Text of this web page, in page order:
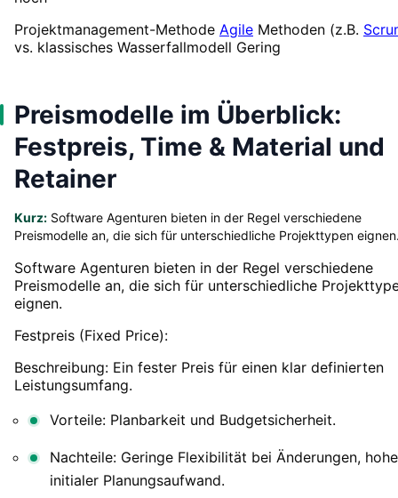
Projektmanagement-Methode Agile Methoden (z.B.
vs. klassisches Wasserfallmodell Gering
Preismodelle im Überblick:
Festpreis, Time & Material und
Retainer
Kurz: Software Agenturen bieten in der Regel verschiedene
Preismodelle an, die sich für unterschiedliche Projekttypen
Software Agenturen bieten in der Regel verschiedene
Preismodelle an, die sich für unterschiedliche
eignen.
Festpreis (Fixed Price):
Beschreibung: Ein fester Preis für einen klar definierten
Leistungsumfang.
Vorteile: Planbarkeit und Budgetsicherheit.
Nachteile: Geringe Flexibilität bei Änderungen,
initialer Planungsaufwand.